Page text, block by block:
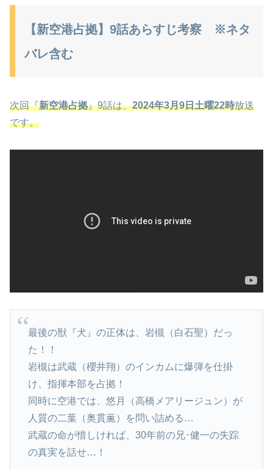
【新空港占拠】9話あらすじ考察 ※ネタ
バレ含む
次回『新空港占拠』9話は、2024年3月9日土曜22時放送
です。
最後の獣『犬』の正体は、岩槻（白石聖）だっ
た！！
岩槻は武蔵（櫻井翔）のインカムに爆弾を仕掛
け、指揮本部を占拠！
同時に空港では、悠月（高橋メアリージュン）が
人質の二葉（奥貫薫）を問い詰める…
武蔵の命が惜しければ、30年前の兄･健一の失踪
の真実を話せ…！